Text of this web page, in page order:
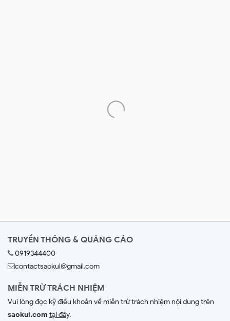
TRUYỀN THÔNG & QUẢNG CÁO
0919344400
contactsaokul@gmail.com
MIỄN TRỪ TRÁCH NHIỆM
Vui lòng đọc kỹ điều khoản về miễn trừ trách nhiệm nội dung trên
saokul.com tại đây.